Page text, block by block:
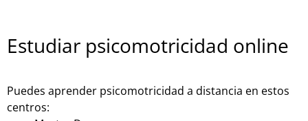
Estudiar psicomotricidad online
Puedes aprender psicomotricidad a distancia en estos
centros: